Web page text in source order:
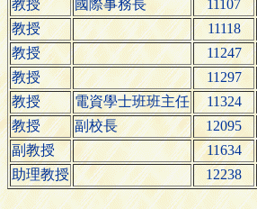
教授 國際事務長 11107
教授
11118
教授
11247
教授
11297
教授
電資學士班班主任 11324
教授
副校長 12095
副教授
11634
助理教授
12238